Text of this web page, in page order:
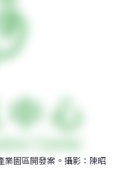
業園區開發案。攝影：陳昭